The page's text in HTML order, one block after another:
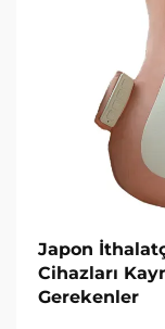
Japon
Cihazları
Gerekenler